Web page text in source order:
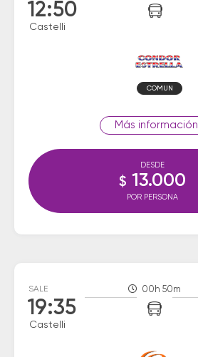
12:50
Castelli
COMUN
información
DESDE
$ 13.000
POR PERSONA
SALE
19:35
Castelli
00h 50m